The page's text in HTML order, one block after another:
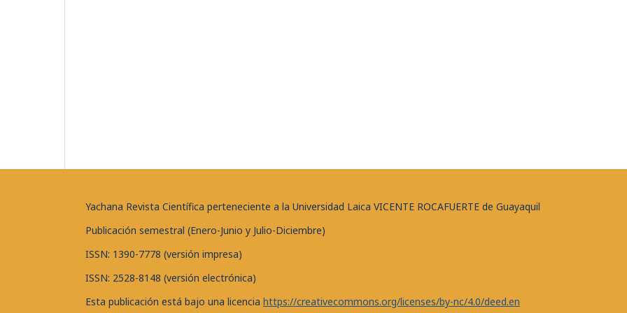
Yachana Revista Científica perteneciente a la Universidad Laica VICENTE ROCAFUERTE de Guayaquil
Publicación semestral (Enero-Junio y Julio-Diciembre)
ISSN: 1390-7778 (versión impresa)
ISSN: 2528-8148 (versión electrónica)
Esta publicación está bajo una licencia https://creativecommons.org/licenses/by-nc/4.0/deed.en